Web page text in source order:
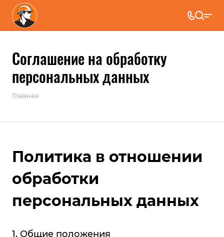
Соглашение на обработку
персональных данных
Главная
Политика в отношении
обработки
персональных данных
1. Общие положения